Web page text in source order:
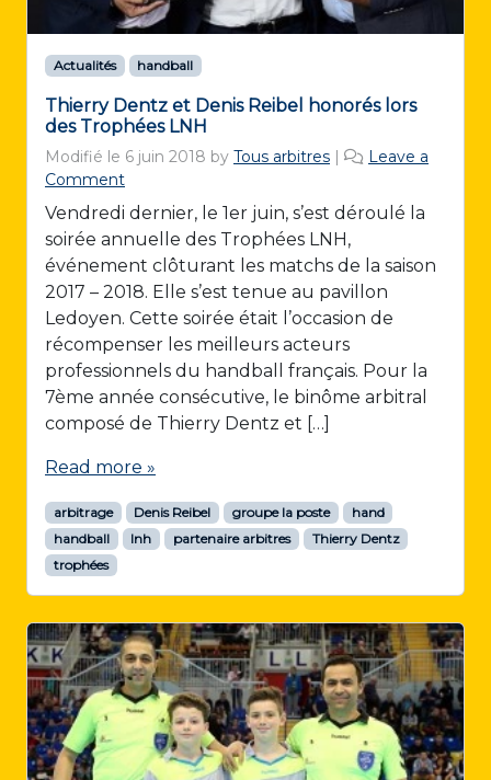
Actualités handball
Thierry Dentz et Denis Reibel honorés lors
des Trophées LNH
Modifié le 6 juin 2018 by Tous arbitres |
Leave a
Comment
Vendredi dernier, le 1er juin, s’est déroulé la
soirée annuelle des Trophées LNH,
événement clôturant les matchs de la saison
2017 – 2018. Elle s’est tenue au pavillon
Ledoyen. Cette soirée était l’occasion de
récompenser les meilleurs acteurs
professionnels du handball français. Pour la
7ème année consécutive, le binôme arbitral
composé de Thierry Dentz et […]
Read more »
arbitrage Denis Reibel groupe la poste
hand
handball
lnh partenaire arbitres
Thierry Dentz
trophées